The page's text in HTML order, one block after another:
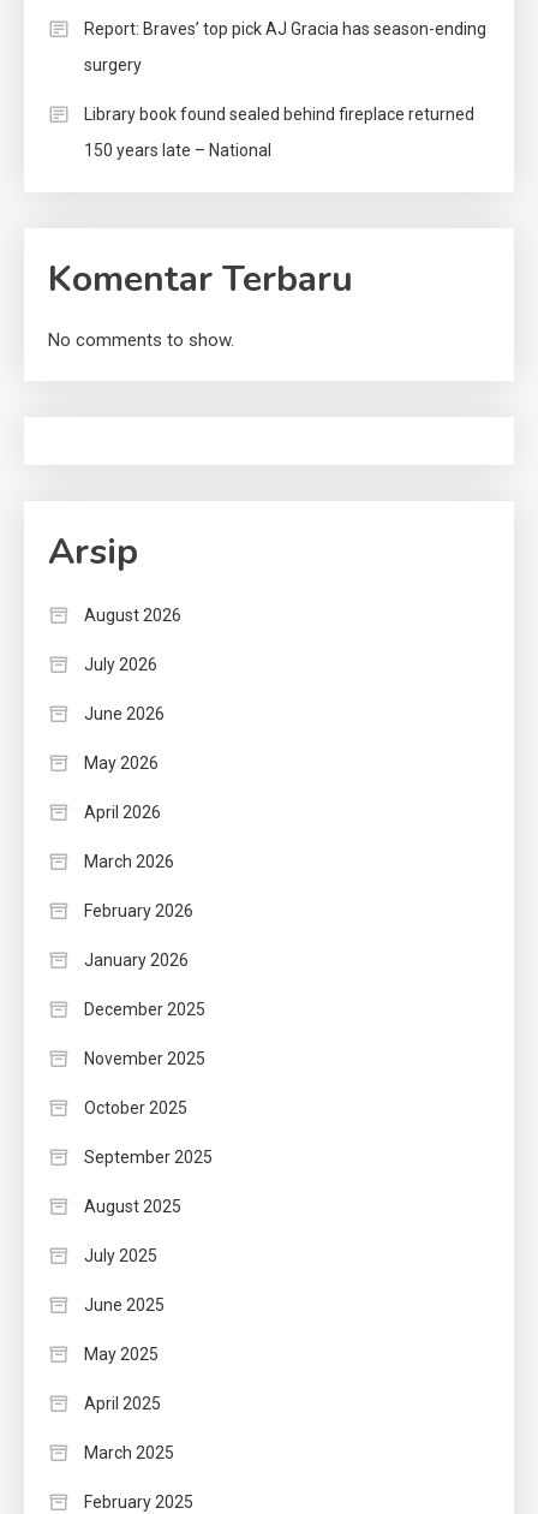
Report: Braves’ top pick AJ Gracia has season-ending
surgery
Library book found sealed behind fireplace returned
150 years late – National
Komentar Terbaru
No comments to show.
Arsip
August 2026
July 2026
June 2026
May 2026
April 2026
March 2026
February 2026
January 2026
December 2025
November 2025
October 2025
September 2025
August 2025
July 2025
June 2025
May 2025
April 2025
March 2025
February 2025